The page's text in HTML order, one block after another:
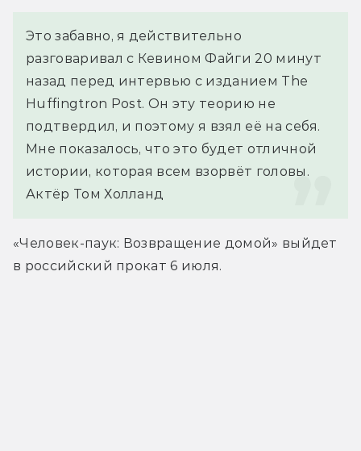
Это забавно, я действительно
разговаривал с Кевином Файги 20 минут
назад перед интервью с изданием The
Huffingtron Post. Он эту теорию не
подтвердил, и поэтому я взял её на себя.
Мне показалось, что это будет отличной
истории, которая всем взорвёт головы.
Актёр Том Холланд
«Человек-паук: Возвращение домой» выйдет
в российский прокат 6 июля.